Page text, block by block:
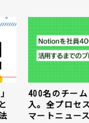
400名のチー
入。全プロセ
マートニュー